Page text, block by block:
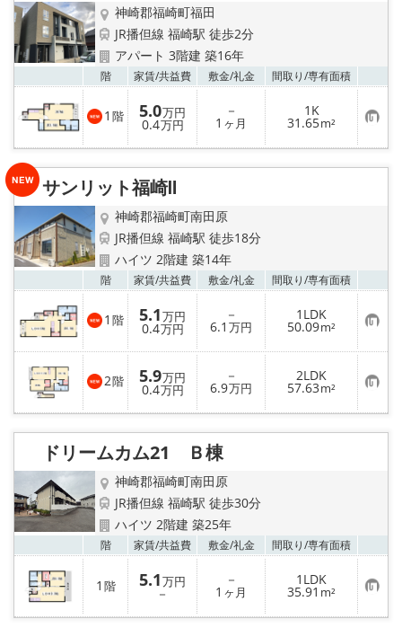
神崎郡福崎町福田
JR播但線 福崎駅 徒歩2分
アパート 3階建 築16年
階 家賃/共益費 敷金/礼金 間取り/専有面積
1 階 5.0万円
0.4万円
－
1 ヶ月
1K
31.65m² お
気
に
り
サンリット福崎Ⅱ
神崎郡福崎町南田原
JR播但線 福崎駅 徒歩18分
ハイツ 2階建 築14年
階 家賃/共益費 敷金/礼金 間取り/専有面積
1 階 5.1万円
0.4万円
－
6.1 万円
1LDK
50.09m² お
気
に
入
り
登
録
2階 5.9万円
0.4万円
－
6.9万円
2LDK
57.63m² お
気
に
り
ドリームカム21 Ｂ棟
神崎郡福崎町南田原
JR播但線 福崎駅 徒歩30分
ハイツ 2階建 築25年
階 家賃/共益費 敷金/礼金 間取り/専有面積
1 階 5.1万円
－
－
1 ヶ月
1LDK
35.91 m² お
気
に